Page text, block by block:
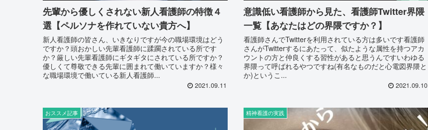
先輩から優しくされない新人看護師の特徴４
選【ペルソナを作れていない貴方へ】
新人看護師の皆さん、いきなりですが今の職場環境はどう
ですか？頭おかしい先輩看護師に蹂躙されている所です
か？厳しい先輩看護師にギタギタにされている所ですか？
優しくて尊敬できる先輩に囲まれて働いていますか？様々
な職場環境で働いている新人看護師...
2021.09.11
意識低い看護師から見た、看護師Twitter界隈
一覧【あなたはどの界隈ですか？】
看護師さんでTwitterを利用されている方は多いです看護師
さんがTwitterするにあたって、似たような属性を持つアカ
ウントの方と仲良くする習性があると思うんですいわゆる
界隈って呼ばれるやつですね(有名なものだと心電図界隈と
か)というこ...
2021.09.10
おススメ記事 精神看護の実践